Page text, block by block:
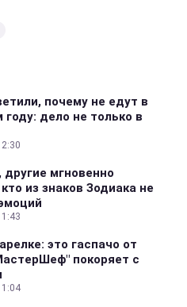
почему не едут в
году: дело не только в
мгновенно
из знаков Зодиака не
это гаспачо от
покоряет с